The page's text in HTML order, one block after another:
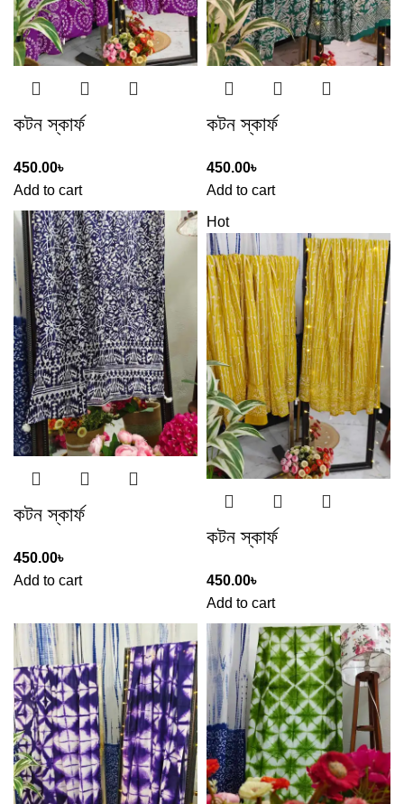
কটন স্কার্ফ
450.00৳
Add to cart
কটন স্কার্ফ
450.00৳
Add to cart
কটন স্কার্ফ
450.00৳
Add to cart
Hot
কটন স্কার্ফ
450.00৳
Add to cart